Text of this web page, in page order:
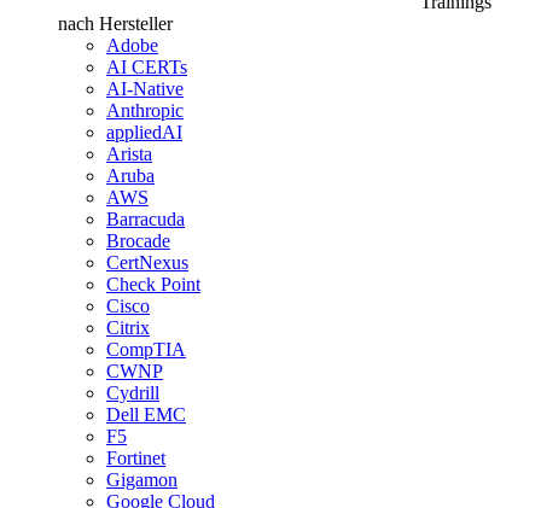
nach Hersteller
Adobe
AI CERTs
AI-Native
Anthropic
appliedAI
Arista
Aruba
AWS
Barracuda
Brocade
CertNexus
Check Point
Cisco
Citrix
CompTIA
CWNP
Cydrill
Dell EMC
F5
Fortinet
Gigamon
Google Cloud